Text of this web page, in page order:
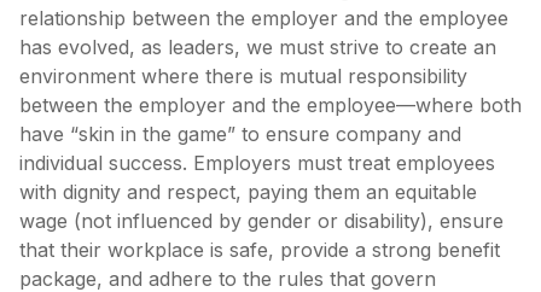
relationship between the employer and the employee
has evolved, as leaders, we must strive to create an
environment where there is mutual responsibility
between the employer and the employee—where both
have “skin in the game” to ensure company and
individual success. Employers must treat employees
with dignity and respect, paying them an equitable
wage (not influenced by gender or disability), ensure
that their workplace is safe, provide a strong benefit
package, and adhere to the rules that govern